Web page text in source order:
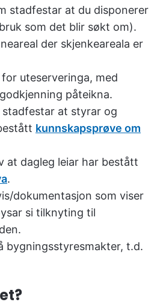
stadfestar at du disponerer
som det blir søkt om).
der skjenkeareala er
uteserveringa, med
påteikna.
stadfestar at styrar og
kunnskapsprøve om
at dagleg leiar har bestått
.
dokumentasjon som viser
si tilknyting til
bygningsstyresmakter, t.d.